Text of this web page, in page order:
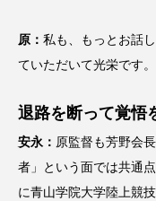
原： 私も、もっとお話
ていただいて光栄です。
退路を断って覚悟
安永： 原監督も芳野会
者」という面では共通
に青山学院大学陸上競